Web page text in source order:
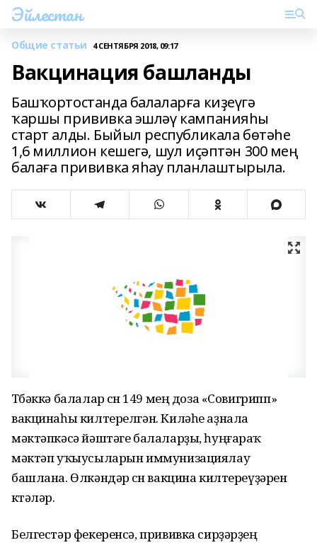
Эйлестан
Общие статьи 4 СЕНТЯБРЯ 2018, 09:17
Вакцинация башланды
Башҡортостанда балаларға киҙеүгә
ҡаршы прививка эшләү кампанияһы
старт алды. Быйыл республикала бөтәһе
1,6 миллион кешегә, шул иҫәптән 300 мең
балаға прививка яһау планлаштырыла.
Төбәккә балалар өсөн 149 мең доза «Совигрипп»
вакцинаһы килтерелгән. Киләһе аҙнала
мәктәпкәсә йәштәге балаларҙы, һуңғараҡ
мәктәп уҡыусыларын иммунизациялау
башлана. Өлкәндәр өсөн вакцина килтереүҙәрен
көтәләр.
Белгестәр фекеренсә, прививка сирҙәрҙең